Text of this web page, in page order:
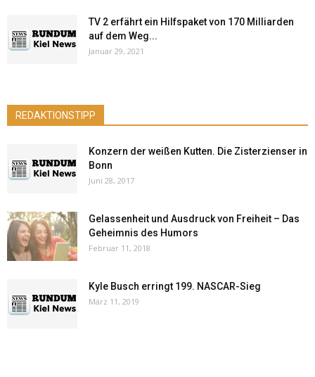
TV 2 erfährt ein Hilfspaket von 170 Milliarden
auf dem Weg...
Januar 29, 2021
REDAKTIONSTIPP
Konzern der weißen Kutten. Die Zisterzienser in
Bonn
Juni 28, 2017
Gelassenheit und Ausdruck von Freiheit – Das
Geheimnis des Humors
Februar 11, 2018
Kyle Busch erringt 199. NASCAR-Sieg
März 11, 2019